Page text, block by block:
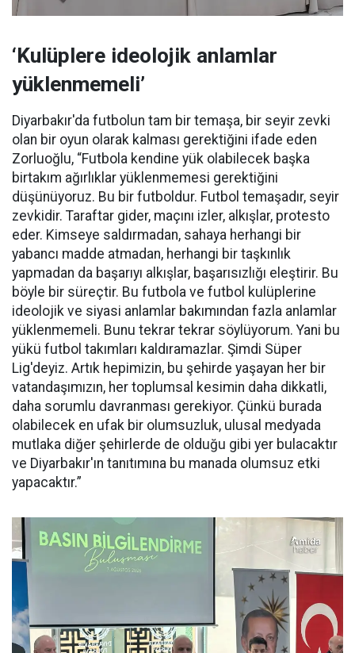
‘Kulüplere ideolojik anlamlar
yüklenmemeli’
Diyarbakır'da futbolun tam bir temaşa, bir seyir zevki
olan bir oyun olarak kalması gerektiğini ifade eden
Zorluoğlu, “Futbola kendine yük olabilecek başka
birtakım ağırlıklar yüklenmemesi gerektiğini
düşünüyoruz. Bu bir futboldur. Futbol temaşadır, seyir
zevkidir. Taraftar gider, maçını izler, alkışlar, protesto
eder. Kimseye saldırmadan, sahaya herhangi bir
yabancı madde atmadan, herhangi bir taşkınlık
yapmadan da başarıyı alkışlar, başarısızlığı eleştirir. Bu
böyle bir süreçtir. Bu futbola ve futbol kulüplerine
ideolojik ve siyasi anlamlar bakımından fazla anlamlar
yüklenmemeli. Bunu tekrar tekrar söylüyorum. Yani bu
yükü futbol takımları kaldıramazlar. Şimdi Süper
Lig'deyiz. Artık hepimizin, bu şehirde yaşayan her bir
vatandaşımızın, her toplumsal kesimin daha dikkatli,
daha sorumlu davranması gerekiyor. Çünkü burada
olabilecek en ufak bir olumsuzluk, ulusal medyada
mutlaka diğer şehirlerde de olduğu gibi yer bulacaktır
ve Diyarbakır'ın tanıtımına bu manada olumsuz etki
yapacaktır.”